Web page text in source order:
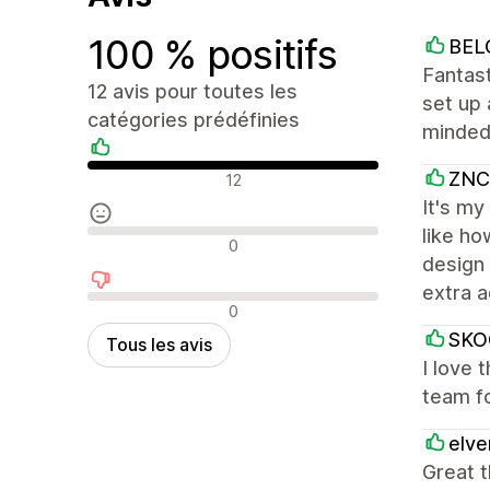
100 % positifs
12 avis pour toutes les
catégories prédéfinies
Avis positifs 12
Avis neutres 0
Avis négatifs 0
Tous les avis
set up
ZNC
It's my
like
extra
I love
team
Great